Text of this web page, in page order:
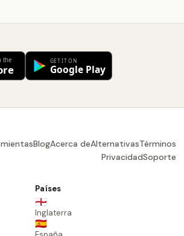
BlogAcerca deAlternativasTérminos
PrivacidadSoporte
Países
🏴󠁧󠁢󠁥󠁮󠁧󠁿
Inglaterra
🇪🇸